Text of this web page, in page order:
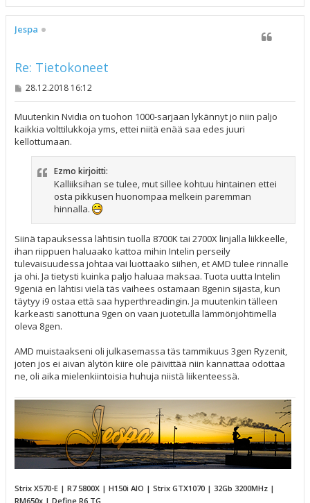
ö
Jespa
Re: Tietokoneet
V
s
t
i
28.12.2018 16:12
Muutenkin Nvidia on tuohon 1000-sarjaan lykännyt jo niin paljo
kaikkia volttilukkoja yms, ettei niitä enää saa edes juuri
kellottumaan.
Ezmo kirjoitti:
Kalliiksihan se tulee, mut sillee kohtuu hintainen ettei
osta pikkusen huonompaa melkein paremman
hinnalla.
Siinä tapauksessa lähtisin tuolla 8700K tai 2700X linjalla liikkeelle,
ihan riippuen haluaako kattoa mihin Intelin perseily
tulevaisuudessa johtaa vai luottaako siihen, et AMD tulee rinnalle
ja ohi. Ja tietysti kuinka paljo haluaa maksaa. Tuota uutta Intelin
9geniä en lähtisi vielä täs vaihees ostamaan 8genin sijasta, kun
täytyy i9 ostaa että saa hyperthreadingin. Ja muutenkin tälleen
karkeasti sanottuna 9gen on vaan juotetulla lämmönjohtimella
oleva 8gen.
AMD muistaakseni oli julkasemassa täs tammikuus 3gen Ryzenit,
joten jos ei aivan älytön kiire ole päivittää niin kannattaa odottaa
ne, oli aika mielenkiintoisia huhuja niistä liikenteessä.
Strix X570-E | R7 5800X | H150i AIO | Strix GTX1070 | 32Gb 3200MHz |
RM650x | Define R6 TG